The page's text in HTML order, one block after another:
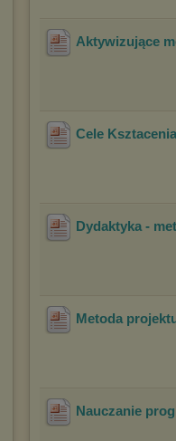
Aktywizujące
Cele Ksztacenia
Dydaktyka -
Metoda
Nauczanie